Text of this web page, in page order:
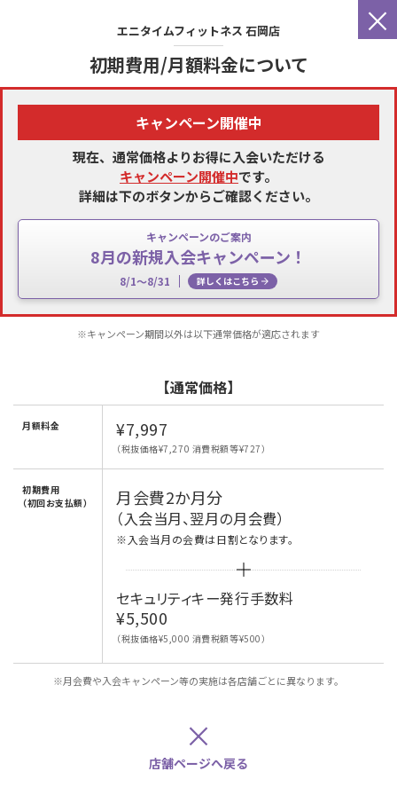
×
エニタイムフィットネス 石岡店
初期費用/月額料金について
キャンペーン開催中
現在、通常価格よりお得に入会いただける
キャンペーン開催中です。
詳細は下のボタンからご確認ください。
キャンペーンのご案内
8月の新規入会キャンペーン！
8/1～8/31 詳しくはこちら
※キャンペーン期間以外は以下通常価格が適応されます
【通常価格】
月額料金 ¥7,997
（税抜価格¥7,270 消費税額等¥727）
初期費用
（初回お支払額）
月会費2か月分
（入会当月、翌月の月会費）
※入会当月の会費は日割となります。
セキュリティキー発行手数料
¥5,500
（税抜価格¥5,000 消費税額等¥500）
※月会費や入会キャンペーン等の実施は各店舗ごとに異なります。
×
店舗ページへ戻る